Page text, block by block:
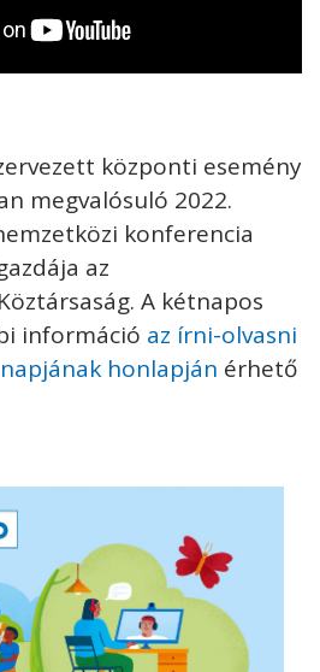
központi esemény
megvalósuló 2022.
konferencia
az
A kétnapos
információ az írni-olvasni
honlapján érhető